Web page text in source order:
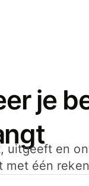
je
uitgeeft en
met één